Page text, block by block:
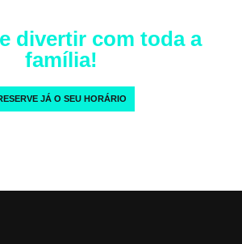
divertir com toda a
família!
JÁ O SEU HORÁRIO